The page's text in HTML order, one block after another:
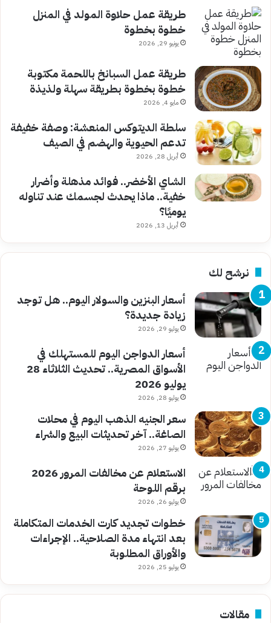
طريقة عمل حلاوة المولد في المنزل
خطوة بخطوة
يونيو 29, 2026
طريقة عمل السبانخ باللحمة مكتوبة
خطوة بخطوة بطريقة سهلة ولذيذة
مايو 4, 2026
سلطة الديتوكس المنعشة: وصفة خفيفة
تدعم الحيوية والهضم في الصيف
أبريل 28, 2026
الشاي الأخضر.. فوائد مذهلة وأضرار
خفية.. ماذا يحدث لجسمك عند تناوله
يوميًا؟
أبريل 13, 2026
نرشح لك
أسعار البنزين والسولار اليوم.. هل توجد
زيادة جديدة؟
يوليو 29, 2026
أسعار الدواجن اليوم للمستهلك في
الأسواق المصرية.. تحديث الثلاثاء 28
يوليو 2026
يوليو 28, 2026
سعر الجنيه الذهب اليوم في محلات
الصاغة.. آخر تحديثات البيع والشراء
يوليو 27, 2026
الاستعلام عن مخالفات المرور 2026
برقم اللوحة
يوليو 26, 2026
خطوات تجديد كارت الخدمات المتكاملة
بعد انتهاء مدة الصلاحية.. الإجراءات
والأوراق المطلوبة
يوليو 25, 2026
مقالات